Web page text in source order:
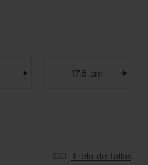
17,5 cm
Tabla de tallas